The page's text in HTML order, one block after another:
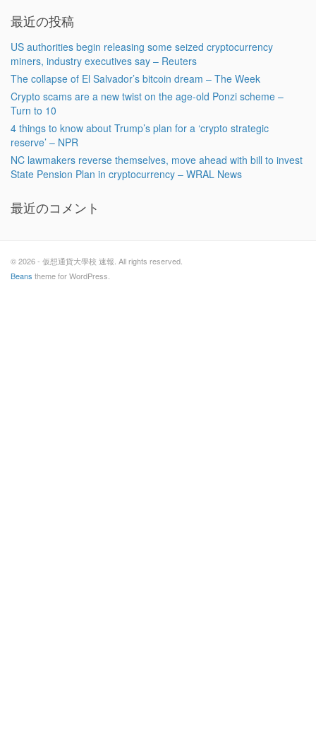
最近の投稿
US authorities begin releasing some seized cryptocurrency
miners, industry executives say – Reuters
The collapse of El Salvador’s bitcoin dream – The Week
Crypto scams are a new twist on the age-old Ponzi scheme –
Turn to 10
4 things to know about Trump’s plan for a ‘crypto strategic
reserve’ – NPR
NC lawmakers reverse themselves, move ahead with bill to invest
State Pension Plan in cryptocurrency – WRAL News
最近のコメント
© 2026 - 仮想通貨大學校 速報. All rights reserved.
Beans theme for WordPress.